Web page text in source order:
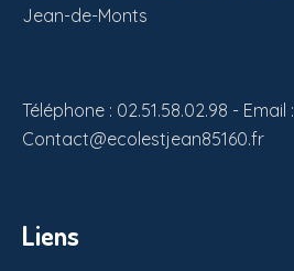
Jean-de-Monts
Téléphone : 02.51.58.02.98 - Email :
Contact@ecolestjean85160.fr
Liens